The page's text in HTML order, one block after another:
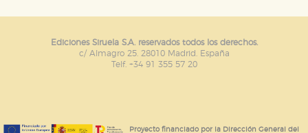
Ediciones Siruela S.A. reservados todos los derechos.
c/ Almagro 25. 28010 Madrid. España
Telf. +34 91 355 57 20
Proyecto financiado por la Dirección General del